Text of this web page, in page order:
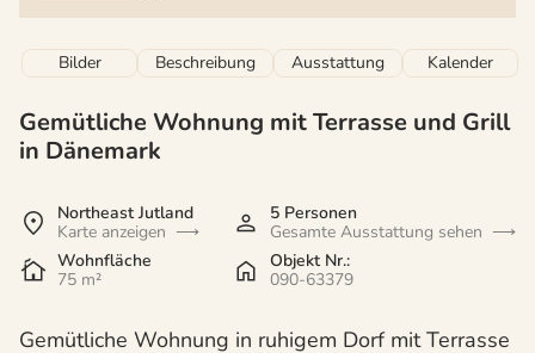
Bilder Beschreibung Ausstattung Kalender
Gemütliche Wohnung mit Terrasse und Grill
in Dänemark
Northeast Jutland
Karte anzeigen
5 Personen
Gesamte Ausstattung sehen
Wohnfläche
75 m²
Objekt Nr.:
090-63379
Gemütliche Wohnung in ruhigem Dorf mit Terrasse